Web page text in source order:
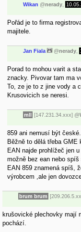
Wikan @nerady
Pořád je to firma
majitele.
Jan Fiala @nerady
Porad to mohou varit a
znacky. Pivovar tam ma
To, ze je to z jine vody a
Krusovicich se neresi.
mll [147.231.34.xxx] @
859 ani nemusí být
Běžně to dělá třeba
EAN najde prohlížeč jen
možně bez ean nebo spíš
EAN 859 znamená spíš,
výrobcem ,ale jen
brum brum
krušovické plechovky mají
pochází.